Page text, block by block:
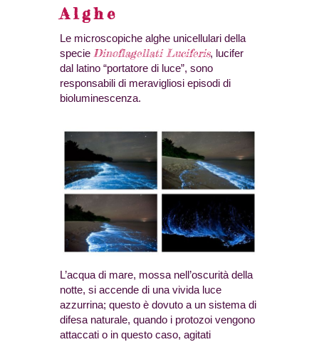
Alghe
Le microscopiche alghe unicellulari della
specie Dinoflagellati Luciferis, lucifer
dal latino “portatore di luce”, sono
responsabili di meravigliosi episodi di
bioluminescenza.
L’acqua di mare, mossa nell’oscurità della
notte, si accende di una vivida luce
azzurrina; questo è dovuto a un sistema di
difesa naturale, quando i protozoi vengono
attaccati o in questo caso, agitati